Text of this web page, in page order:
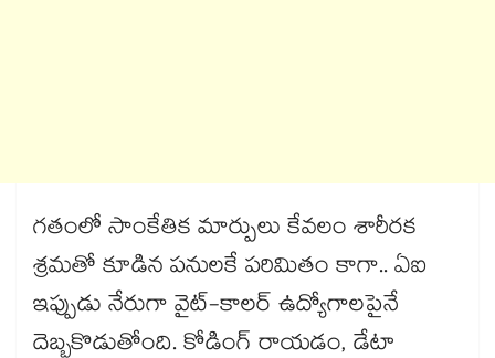
గతంలో సాంకేతిక మార్పులు కేవలం శారీరక
శ్రమతో కూడిన పనులకే పరిమితం కాగా.. ఏఐ
ఇప్పుడు నేరుగా వైట్-కాలర్ ఉద్యోగాలపైనే
దెబ్బకొడుతోంది. కోడింగ్ రాయడం, డేటా